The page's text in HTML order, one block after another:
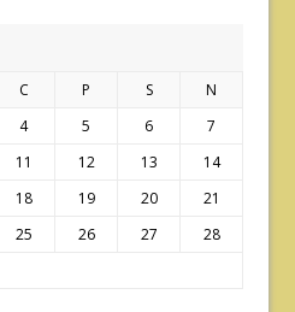
C P S
N
4 5 6
7
11 12 13
14
18 19 20
21
25 26 27
28